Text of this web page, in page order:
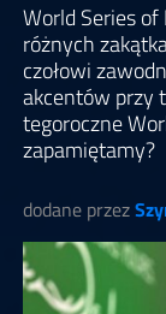
World Series
różnych
czołowi
akcentów przy
tegoroczne
zapamiętamy?
dodane przez